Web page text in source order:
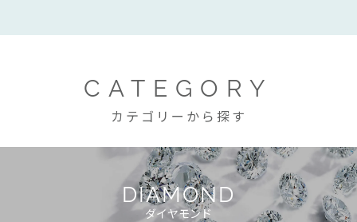
CATEGORY
カテゴリーから探す
DIAMOND
ダイヤモンド